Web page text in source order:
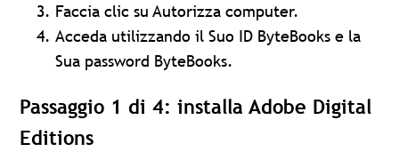
Faccia clic su Autorizza computer.
Acceda utilizzando il Suo ID ByteBooks e la
Sua password ByteBooks.
Passaggio 1 di 4: installa Adobe Digital
Editions